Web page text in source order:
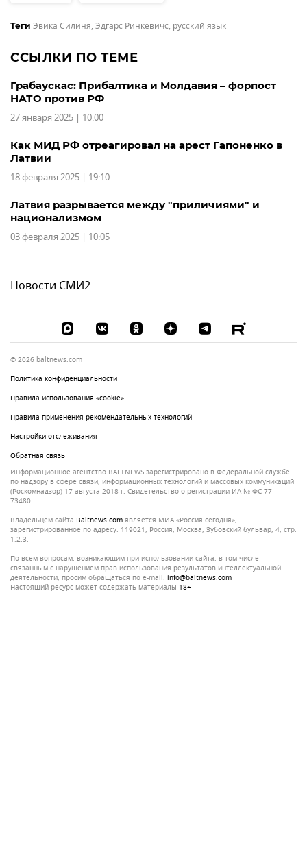
Теги Эвика Силиня, Эдгарс Ринкевичс, русский язык
ССЫЛКИ ПО ТЕМЕ
Грабаускас: Прибалтика и Молдавия – форпост
НАТО против РФ
27 января 2025 | 10:00
Как МИД РФ отреагировал на арест Гапоненко в
Латвии
18 февраля 2025 | 19:10
Латвия разрывается между "приличиями" и
национализмом
03 февраля 2025 | 10:05
Новости СМИ2
© 2026 baltnews.com
Политика конфиденциальности
Правила использования «cookie»
Правила применения рекомендательных технологий
Настройки отслеживания
Обратная связь
Информационное агентство BALTNEWS зарегистрировано в Федеральной службе
по надзору в сфере связи, информационных технологий и массовых коммуникаций
(Роскомнадзор) 17 августа 2018 г. Свидетельство о регистрации ИА № ФС 77 -
73480
Владельцем сайта
baltnews.com является МИА «Россия сегодня»,
зарегистрированное по адресу: 119021, Россия, Москва, Зубовский бульвар, 4, стр.
1,2.3.
По всем вопросам, возникающим при использовании сайта, в том числе
связанным с нарушением прав использования результатов интеллектуальной
деятельности, просим обращаться по e-mail: info@baltnews.com
Настоящий ресурс может содержать материалы 18+